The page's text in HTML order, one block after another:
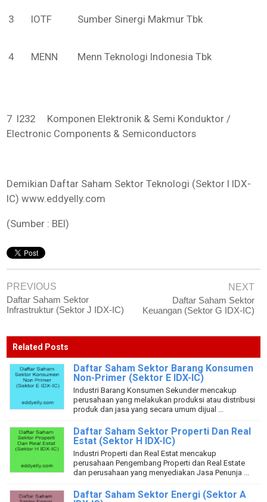
3 IOTF Sumber Sinergi Makmur Tbk
4 MENN Menn Teknologi Indonesia Tbk
7 I232 Komponen Elektronik & Semi Konduktor /
Electronic Components & Semiconductors
Demikian Daftar Saham Sektor Teknologi (Sektor I IDX-
IC) www.eddyelly.com
(Sumber : BEI)
PREVIOUS
Daftar Saham Sektor
Infrastruktur (Sektor J IDX-IC)
NEXT
Daftar Saham Sektor
Keuangan (Sektor G IDX-IC)
Related Posts
Daftar Saham Sektor Barang Konsumen
Non-Primer (Sektor E IDX-IC)
Industri Barang Konsumen Sekunder mencakup
perusahaan yang melakukan produksi atau distribusi
produk dan jasa yang secara umum dijual ...
Daftar Saham Sektor Properti Dan Real
Estat (Sektor H IDX-IC)
Industri Properti dan Real Estat mencakup
perusahaan Pengembang Properti dan Real Estate
dan perusahaan yang menyediakan Jasa Penunja ...
Daftar Saham Sektor Energi (Sektor A